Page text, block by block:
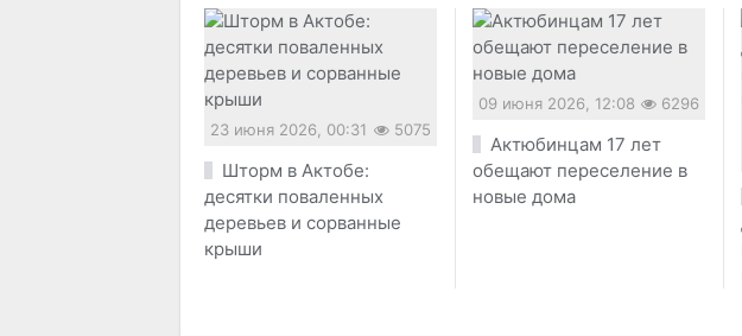
23 июня 2026, 00:31 5075
Шторм в Актобе:
десятки поваленных
деревьев и сорванные
крыши
09 июня 2026, 12:08 6296
Актюбинцам 17 лет
обещают переселение в
новые дома